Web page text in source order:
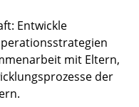
Entwickle
mit Eltern,
der